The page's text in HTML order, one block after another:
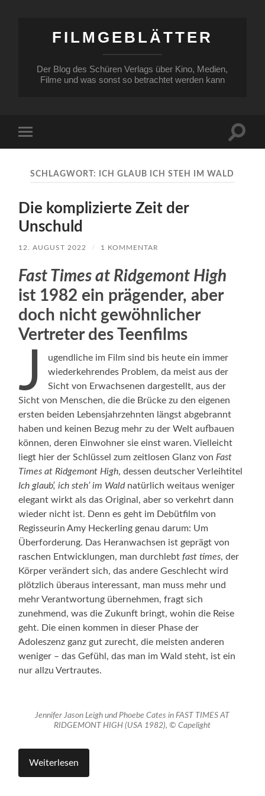
FILMGEBLÄTTER
Der Blog des Schüren Verlags über Kino, Medien,
Filme und was sonst so betrachtet werden kann
Menü
SCHLAGWORT: ICH GLAUB ICH STEH IM WALD
Die komplizierte Zeit der
Unschuld
12. AUGUST 2022 / 1 KOMMENTAR
Fast Times at Ridgemont High
ist 1982 ein prägender, aber
doch nicht gewöhnlicher
Vertreter des Teenfilms
J
ugendliche im Film sind bis heute ein immer
wiederkehrendes Problem, da meist aus der
Sicht von Erwachsenen dargestellt, aus der
Sicht von Menschen, die die Brücke zu den eigenen
ersten beiden Lebensjahrzehnten längst abgebrannt
haben und keinen Bezug mehr zu der Welt aufbauen
können, deren Einwohner sie einst waren. Vielleicht
liegt hier der Schlüssel zum zeitlosen Glanz vonFast
Times at Ridgemont High, dessen deutscher Verleihtitel
Ich glaub’, ich steh’ im Waldnatürlich weitaus weniger
elegant wirkt als das Original, aber so verkehrt dann
wieder nicht ist. Denn es geht im Debütfilm von
Regisseurin Amy Heckerling genau darum: Um
Überforderung. Das Heranwachsen ist geprägt von
raschen Entwicklungen, man durchlebtfast times, der
Körper verändert sich, das andere Geschlecht wird
plötzlich überaus interessant, man muss mehr und
mehr Verantwortung übernehmen, fragt sich
zunehmend, was die Zukunft bringt, wohin die Reise
geht. Die einen kommen in dieser Phase der
Adoleszenz ganz gut zurecht, die meisten anderen
weniger – das Gefühl, das man im Wald steht, ist ein
nur allzu Vertrautes.
Jennifer Jason Leigh und Phoebe Cates in FAST TIMES AT
RIDGEMONT HIGH (USA 1982), © Capelight
Weiterlesen